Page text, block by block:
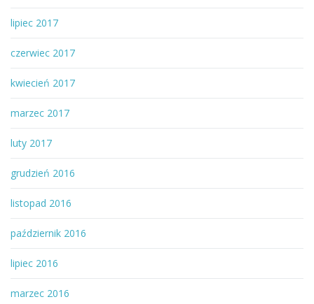
lipiec 2017
czerwiec 2017
kwiecień 2017
marzec 2017
luty 2017
grudzień 2016
listopad 2016
październik 2016
lipiec 2016
marzec 2016